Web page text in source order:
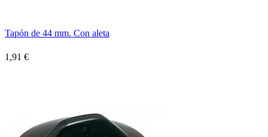
Tapón de 44 mm. Con aleta
1,91 €